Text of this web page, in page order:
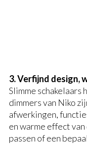
3. Verfijnd design,
Slimme schakelaars
dimmers van Niko
afwerkingen,
en warme effect
passen of een